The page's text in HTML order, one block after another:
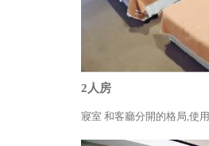
2人房
寢室 和客廳分開的格局,使